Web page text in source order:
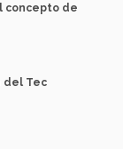
concepto de
del Tec